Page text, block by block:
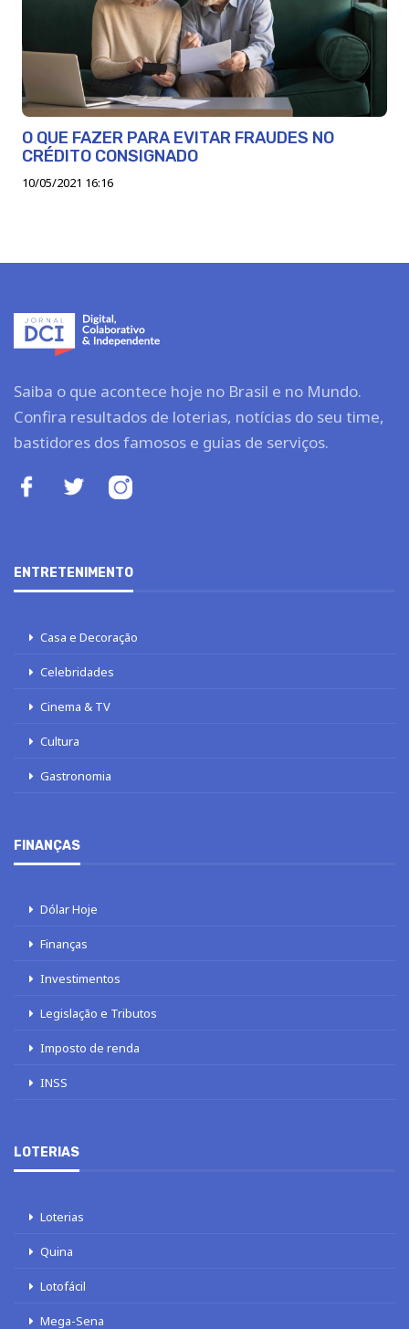
O QUE FAZER PARA EVITAR FRAUDES NO
CRÉDITO CONSIGNADO
10/05/2021 16:16
Saiba o que acontece hoje no Brasil e no Mundo.
Confira resultados de loterias, notícias do seu time,
bastidores dos famosos e guias de serviços.
ENTRETENIMENTO
Casa e Decoração
Celebridades
Cinema & TV
Cultura
Gastronomia
FINANÇAS
Dólar Hoje
Finanças
Investimentos
Legislação e Tributos
Imposto de renda
INSS
LOTERIAS
Loterias
Quina
Lotofácil
Mega-Sena